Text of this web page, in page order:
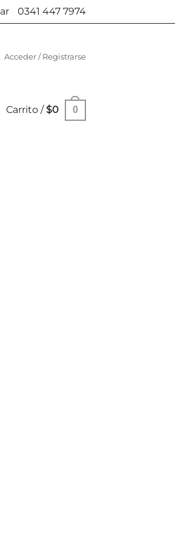
0341 447 7974
Acceder / Registrarse
Carrito /$0 0